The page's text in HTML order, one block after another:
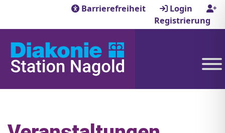
Barrierefreiheit
Login
Registrierung